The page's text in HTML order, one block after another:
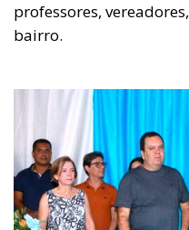
professores,
bairro.